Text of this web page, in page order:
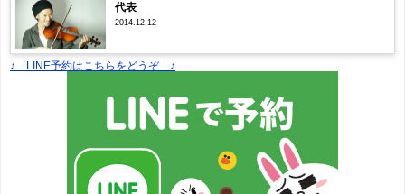
代表
2014.12.12
♪ LINE予約はこちらをどうぞ ♪